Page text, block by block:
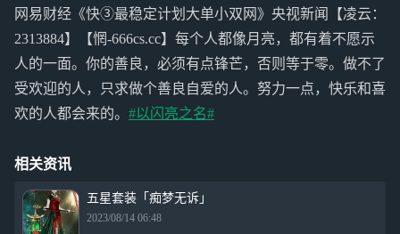
网易财经《快③最稳定计划大单小双网》央视新闻【凌云：
2313884】【惘-666cs.cc】每个人都像月亮，都有着不愿示
人的一面。你的善良，必须有点锋芒，否则等于零。做不了
受欢迎的人，只求做个善良自爱的人。努力一点，快乐和喜
欢的人都会来的。 #以闪亮之名#
相关资讯
五星套装「痴梦无诉」
2023/08/14 06:48